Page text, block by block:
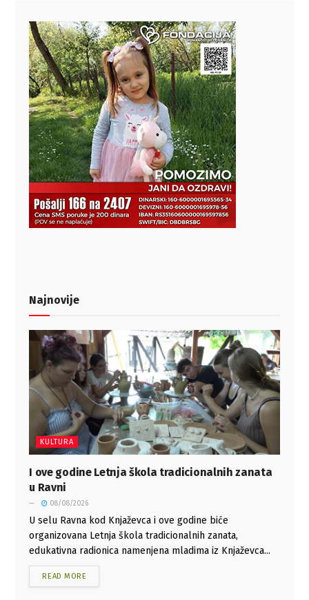
Najnovije
KULTURA
I ove godine Letnja škola tradicionalnih zanata
u Ravni
08/08/2026
U selu Ravna kod Knjaževca i ove godine biće
organizovana Letnja škola tradicionalnih zanata,
edukativna radionica namenjena mladima iz Knjaževca...
READ MORE